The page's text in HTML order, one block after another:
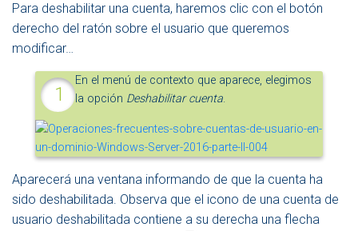
Para deshabilitar una cuenta, haremos clic con el botón
derecho del ratón sobre el usuario que queremos
modificar…
En el menú de contexto que aparece, elegimos
la opción Deshabilitar cuenta.
Aparecerá una ventana informando de que la cuenta ha
sido deshabilitada. Observa que el icono de una cuenta de
usuario deshabilitada contiene a su derecha una flecha